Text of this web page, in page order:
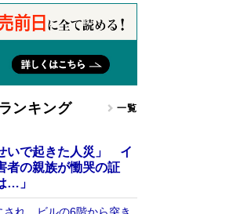
ンキング 一覧
いで起きた人災」 イ
者の親族が慟哭の証
…」
され、ビルの6階から突き